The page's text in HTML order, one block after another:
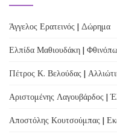
Άγγελος Ερατεινός | Δώρημα
Ελπίδα Μαθιουδάκη |
Πέτρος Κ. Βελούδας |
Αριστομένης Λαγουβάρδος |
Αποστόλης Κουτσούμπας |